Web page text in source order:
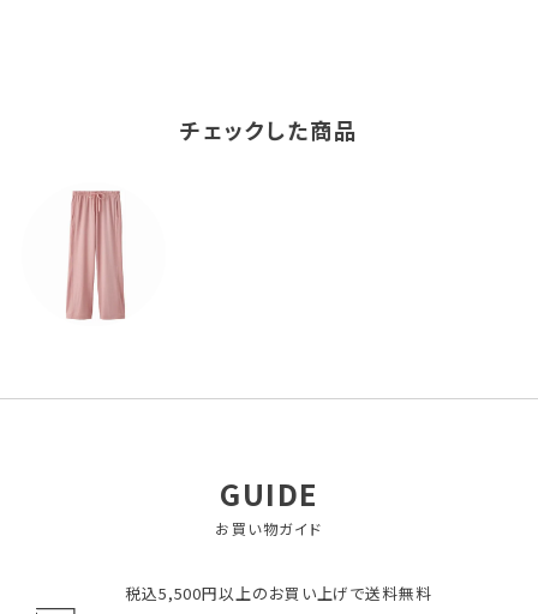
チェックした商品
GUIDE
お買い物ガイド
税込5,500円以上のお買い上げで送料無料